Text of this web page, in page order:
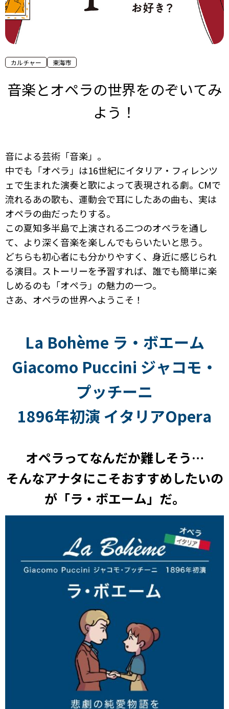
カルチャー 東海市
音楽とオペラの世界をのぞいてみ
よう！
音による芸術「音楽」。
中でも「オペラ」は16世紀にイタリア・フィレンツ
ェで生まれた演奏と歌によって表現される劇。CMで
流れるあの歌も、運動会で耳にしたあの曲も、実は
オペラの曲だったりする。
この夏知多半島で上演される二つのオペラを通し
て、より深く音楽を楽しんでもらいたいと思う。
どちらも初心者にも分かりやすく、身近に感じられ
る演目。ストーリーを予習すれば、誰でも簡単に楽
しめるのも「オペラ」の魅力の一つ。
さあ、オペラの世界へようこそ！
La Bohème ラ・ボエーム
Giacomo Puccini ジャコモ・
プッチーニ
1896年初演 イタリアOpera
オペラってなんだか難しそう…
そんなアナタにこそおすすめしたいの
が「ラ・ボエーム」だ。